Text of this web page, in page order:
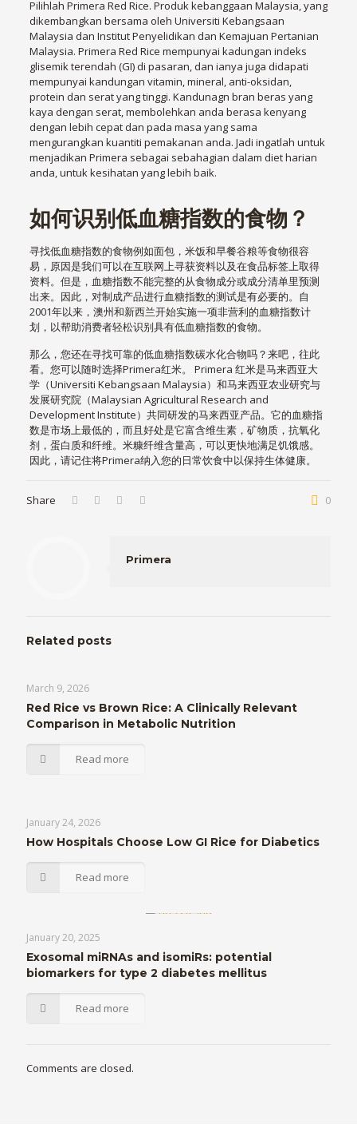
Pilihlah Primera Red Rice. Produk kebanggaan Malaysia, yang
dikembangkan bersama oleh Universiti Kebangsaan
Malaysia dan Institut Penyelidikan dan Kemajuan Pertanian
Malaysia. Primera Red Rice mempunyai kadungan indeks
glisemik terendah (GI) di pasaran, dan ianya juga didapati
mempunyai kandungan vitamin, mineral, anti-oksidan,
protein dan serat yang tinggi. Kandunagn bran beras yang
kaya dengan serat, membolehkan anda berasa kenyang
dengan lebih cepat dan pada masa yang sama
mengurangkan kuantiti pemakanan anda. Jadi ingatlah untuk
menjadikan Primera sebagai sebahagian dalam diet harian
anda, untuk kesihatan yang lebih baik.
如何识别低血糖指数的食物？
寻找低血糖指数的食物例如面包，米饭和早餐谷粮等食物很容
易，原因是我们可以在互联网上寻获资料以及在食品标签上取得
资料。但是，血糖指数不能完整的从食物成分或成分清单里预测
出来。因此，对制成产品进行血糖指数的测试是有必要的。自
2001年以来，澳州和新西兰开始实施一项非营利的血糖指数计
划，以帮助消费者轻松识别具有低血糖指数的食物。
那么，您还在寻找可靠的低血糖指数碳水化合物吗？来吧，往此
看。您可以随时选择Primera红米。 Primera 红米是马来西亚大
学（Universiti Kebangsaan Malaysia）和马来西亚农业研究与
发展研究院（Malaysian Agricultural Research and
Development Institute）共同研发的马来西亚产品。它的血糖指
数是市场上最低的，而且好处是它富含维生素，矿物质，抗氧化
剂，蛋白质和纤维。米糠纤维含量高，可以更快地满足饥饿感。
因此，请记住将Primera纳入您的日常饮食中以保持生体健康。
Share 0
Primera
Related posts
March 9, 2026
Red Rice vs Brown Rice: A Clinically Relevant
Comparison in Metabolic Nutrition
Read more
January 24, 2026
How Hospitals Choose Low GI Rice for Diabetics
Read more
January 20, 2025
Exosomal miRNAs and isomiRs: potential
biomarkers for type 2 diabetes mellitus
Read more
Comments are closed.